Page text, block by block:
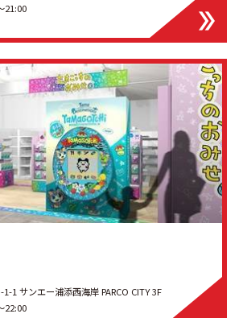
21:00
1 サンエー浦添西海岸 PARCO CITY 3F
22:00